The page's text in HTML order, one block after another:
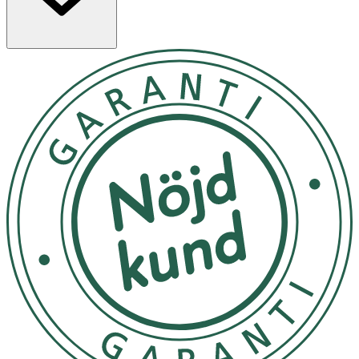
fungerar bra både till vardagsmakeup och när du vill
· Concealer-stick i nyansen 5N
· Medium till full täckning
· Krämig formula som är lätt att applicera och tona ut
· För täckning av utvalda områden, till exempel under
ögonen och runt näsan
· Naturlig finish
· Innehåller mjukgörande oljor och vaxer för en
följsam känsla
Användning
· Applicera direkt på de områden du vill täcka, till
exempel under ögonen, runt näsan eller på blemmor.